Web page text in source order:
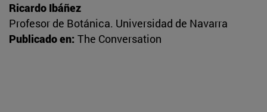
Ricardo Ibáñez
Profesor de Botánica. Universidad de Navarra
Publicado en: The Conversation